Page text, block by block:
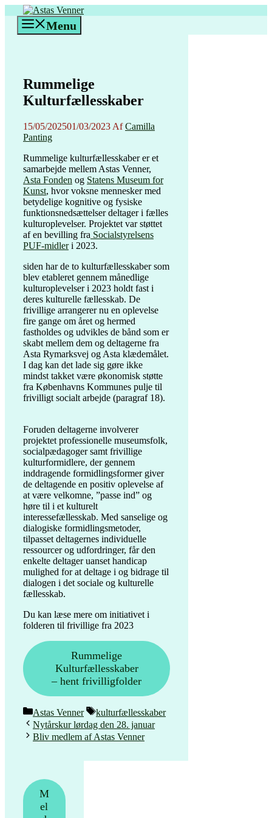
indhold
Menu
Rummelige
Kulturfællesskaber
15/05/202501/03/2023 AfCamilla
Panting
Rummelige kulturfællesskaber er et
samarbejde mellem Astas Venner,
Asta Fonden og Statens Museum for
Kunst, hvor voksne mennesker med
betydelige kognitive og fysiske
funktionsnedsættelser deltager i fælles
kulturoplevelser. Projektet var støttet
af en bevilling fra Socialstyrelsens
PUF-midleri 2023.
siden har de to kulturfællesskaber som
blev etableret gennem månedlige
kulturoplevelser i 2023 holdt fast i
deres kulturelle fællesskab. De
frivillige arrangerer nu en oplevelse
fire gange om året og hermed
fastholdes og udvikles de bånd som er
skabt mellem dem og deltagerne fra
Asta Rymarksvej og Asta klædemålet.
I dag kan det lade sig gøre ikke
mindst takket være økonomisk støtte
fra Københavns Kommunes pulje til
frivilligt socialt arbejde (paragraf 18).
Foruden deltagerne involverer
projektet professionelle museumsfolk,
socialpædagoger samt frivillige
kulturformidlere, der gennem
inddragende formidlingsformer giver
de deltagende en positiv oplevelse af
at være velkomne, ”passe ind” og
høre til i et kulturelt
interessefællesskab. Med sanselige og
dialogiske formidlingsmetoder,
tilpasset deltagernes individuelle
ressourcer og udfordringer, får den
enkelte deltager uanset handicap
mulighed for at deltage i og bidrage til
dialogen i det sociale og kulturelle
fællesskab.
Du kan læse mere om initiativet i
folderen til frivillige fra 2023
Rummelige
Kulturfællesskaber
– hent frivilligfolder
Kategorier
Astas Venner Tags
kulturfællesskaber
Indlægsnavigation
Nytårskur lørdag den 28. januar
Bliv medlem af Astas Venner
M
el